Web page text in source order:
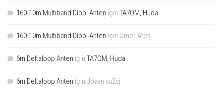
160-10m Multiband Dipol Anten için TA7OM, Huda
160-10m Multiband Dipol Anten için Ömer Ateş
6m Deltaloop Anten için TA7OM, Huda
6m Deltaloop Anten için Jovan yu2sj